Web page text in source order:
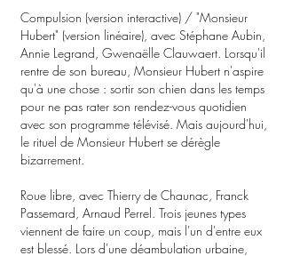
Compulsion (version interactive) / "Monsieur
Hubert" (version linéaire), avec Stéphane Aubin,
Annie Legrand, Gwenaëlle Clauwaert. Lorsqu'il
rentre de son bureau, Monsieur Hubert n'aspire
qu'à une chose : sortir son chien dans les temps
pour ne pas rater son rendez-vous quotidien
avec son programme télévisé. Mais aujourd'hui,
le rituel de Monsieur Hubert se dérègle
bizarrement.
Roue libre, avec Thierry de Chaunac, Franck
Passemard, Arnaud Perrel. Trois jeunes types
viennent de faire un coup, mais l'un d'entre eux
est blessé. Lors d'une déambulation urbaine,